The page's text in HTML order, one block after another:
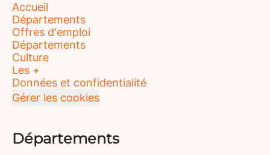
Accueil
Départements
Offres d'emploi
Départements
Culture
Les +
Données et confidentialité
Gérer les cookies
Départements